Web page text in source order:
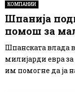
КОМПАНИИ
Шпанија
помош за
Шпанската влада
милијарди евра
им помогне да ја